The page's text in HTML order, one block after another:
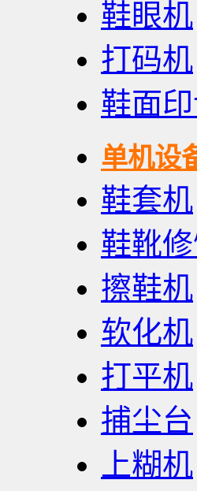
鞋眼机
打码机
鞋面
单机设
鞋套机
鞋靴
擦鞋机
软化机
打平机
捕尘台
上糊机